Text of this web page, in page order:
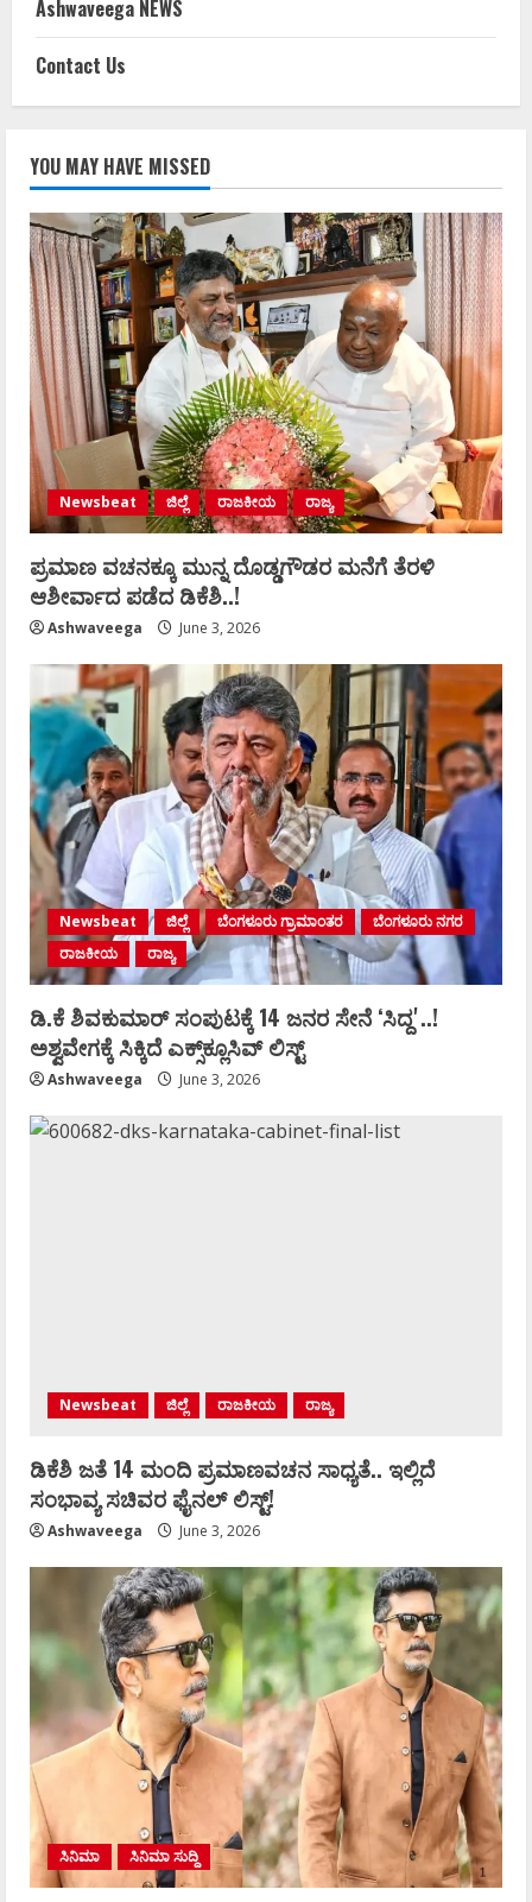
Ashwaveega NEWS
Contact Us
YOU MAY HAVE MISSED
Newsbeat ಜಿಲ್ಲೆ ರಾಜಕೀಯ ರಾಜ್ಯ
ಪ್ರಮಾಣ ವಚನಕ್ಕೂ ಮುನ್ನ ದೊಡ್ಡಗೌಡರ ಮನೆಗೆ ತೆರಳಿ
ಆಶೀರ್ವಾದ ಪಡೆದ ಡಿಕೆಶಿ..!
Ashwaveega June 3, 2026
Newsbeat ಜಿಲ್ಲೆ ಬೆಂಗಳೂರು ಗ್ರಾಮಾಂತರ
ಬೆಂಗಳೂರು ನಗರ
ರಾಜಕೀಯ
ರಾಜ್ಯ
ಡಿ.ಕೆ ಶಿವಕುಮಾರ್‌ ಸಂಪುಟಕ್ಕೆ 14 ಜನರ ಸೇನೆ ʻಸಿದ್ದʼ..!
ಅಶ್ವವೇಗಕ್ಕೆ ಸಿಕ್ಕಿದೆ ಎಕ್ಸ್‌ಕ್ಲೂಸಿವ್‌ ಲಿಸ್ಟ್‌
Ashwaveega June 3, 2026
Newsbeat ಜಿಲ್ಲೆ ರಾಜಕೀಯ ರಾಜ್ಯ
ಡಿಕೆಶಿ ಜತೆ 14 ಮಂದಿ ಪ್ರಮಾಣವಚನ ಸಾಧ್ಯತೆ.. ಇಲ್ಲಿದೆ
ಸಂಭಾವ್ಯ ಸಚಿವರ ಫೈನಲ್ ಲಿಸ್ಟ್‌!
Ashwaveega June 3, 2026
ಸಿನಿಮಾ ಸಿನಿಮಾ ಸುದ್ದಿ